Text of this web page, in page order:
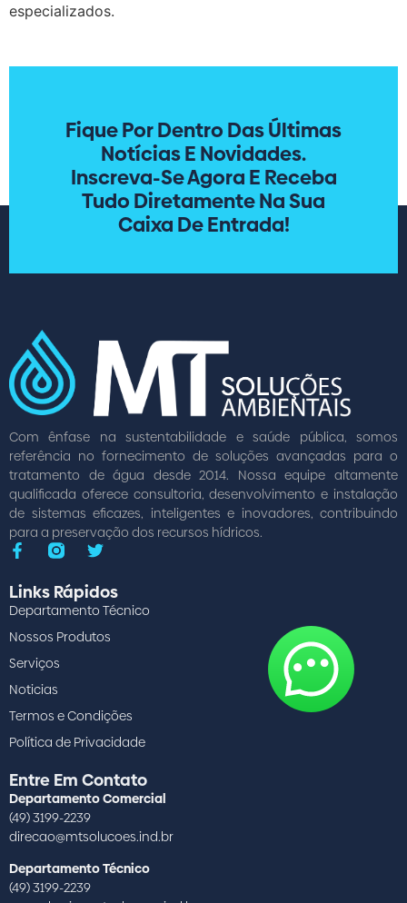
especializados.
Fique Por Dentro Das Últimas
Notícias E Novidades.
Inscreva-Se Agora E Receba
Tudo Diretamente Na Sua
Caixa De Entrada!
Com ênfase na sustentabilidade e saúde pública, somos
referência no fornecimento de soluções avançadas para o
tratamento de água desde 2014. Nossa equipe altamente
qualificada oferece consultoria, desenvolvimento e instalação
de sistemas eficazes, inteligentes e inovadores, contribuindo
para a preservação dos recursos hídricos.
Links Rápidos
Departamento Técnico
Nossos Produtos
Serviços
Noticias
Termos e Condições
Política de Privacidade
Entre Em Contato
Departamento Comercial
(49) 3199-2239
direcao@mtsolucoes.ind.br
Departamento Técnico
(49) 3199-2239